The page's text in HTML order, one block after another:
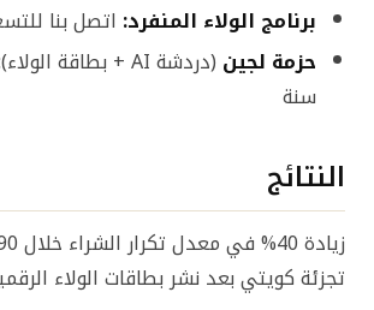
برنامج الولاء المنفرد: اتصل بنا
حزمة لجين
سنة
النتائج
تجزئة كويتي بعد نشر بطاقات الولاء